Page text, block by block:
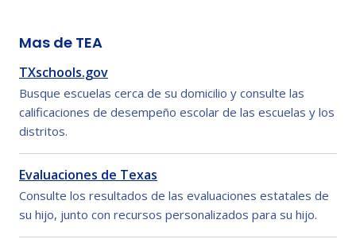
Mas de TEA
TXschools.gov
Busque escuelas cerca de su domicilio y consulte las
calificaciones de desempeño escolar de las escuelas y los
distritos.
Evaluaciones de Texas
Consulte los resultados de las evaluaciones estatales de
su hijo, junto con recursos personalizados para su hijo.